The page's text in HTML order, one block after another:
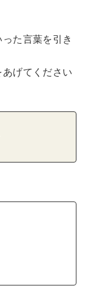
た言葉を引き
げてください